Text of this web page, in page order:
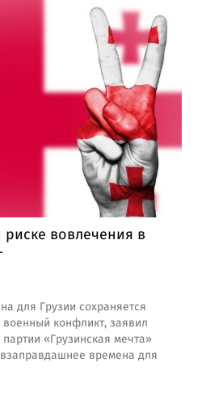
вовлечения в
для Грузии сохраняется
конфликт, заявил
«Грузинская мечта»
времена для